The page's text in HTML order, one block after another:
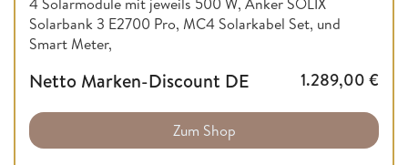
Solarbank 3 E2700 Pro, MC4 Solarkabel Set, und
Smart Meter,
Netto Marken-Discount DE 1.289,00 €
Zum Shop